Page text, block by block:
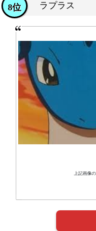
ラプラス
8位
上記画像